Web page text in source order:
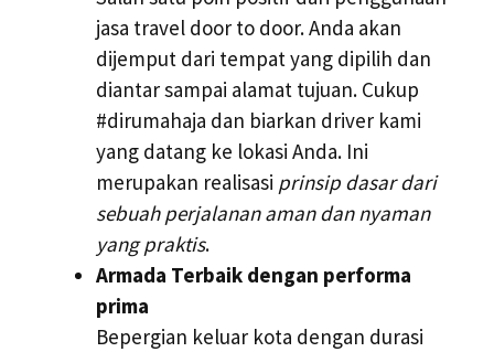
jasa travel door to door. Anda akan
dijemput dari tempat yang dipilih dan
diantar sampai alamat tujuan. Cukup
#dirumahaja dan biarkan driver kami
yang datang ke lokasi Anda. Ini
merupakan realisasi prinsip dasar dari
sebuah perjalanan aman dan nyaman
yang praktis.
Armada Terbaik dengan performa
prima
Bepergian keluar kota dengan durasi